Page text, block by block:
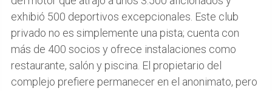
exhibió 500 deportivos excepcionales. Este club
privado no es simplemente una pista; cuenta con
más de 400 socios y ofrece instalaciones como
restaurante, salón y piscina. El propietario del
complejo prefiere permanecer en el anonimato, pero